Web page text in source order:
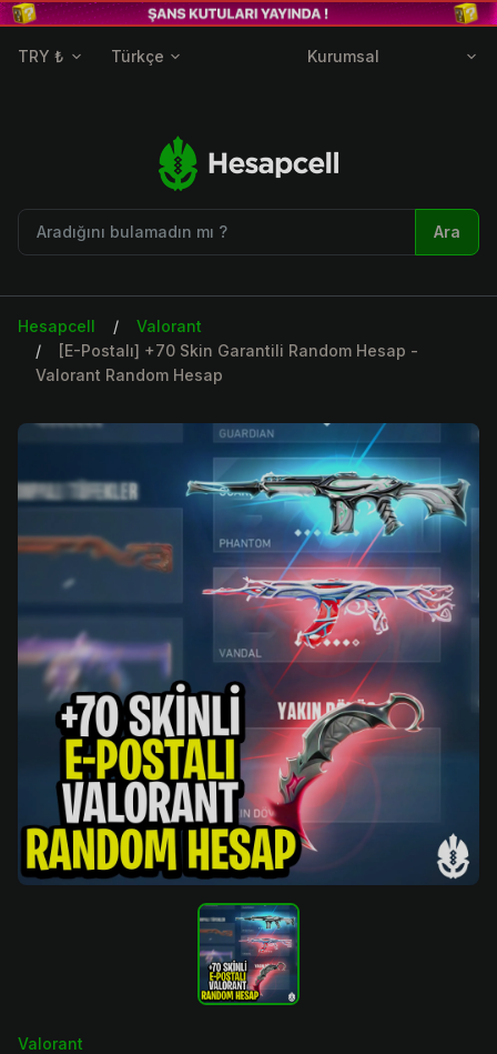
TRY ₺ Türkçe Kurumsal
Ara
Hesapcell
Valorant
[E-Postalı] +70 Skin Garantili Random Hesap -
Valorant Random Hesap
Valorant